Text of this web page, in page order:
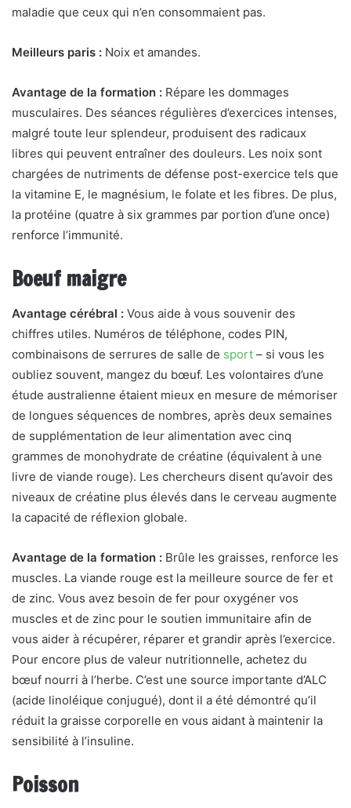
maladie que ceux qui n’en consommaient pas.
Meilleurs paris : Noix et amandes.
Avantage de la formation : Répare les dommages
musculaires. Des séances régulières d’exercices intenses,
malgré toute leur splendeur, produisent des radicaux
libres qui peuvent entraîner des douleurs. Les noix sont
chargées de nutriments de défense post-exercice tels que
la vitamine E, le magnésium, le folate et les fibres. De plus,
la protéine (quatre à six grammes par portion d’une once)
renforce l’immunité.
Boeuf maigre
Avantage cérébral : Vous aide à vous souvenir des
chiffres utiles. Numéros de téléphone, codes PIN,
combinaisons de serrures de salle de sport – si vous les
oubliez souvent, mangez du bœuf. Les volontaires d’une
étude australienne étaient mieux en mesure de mémoriser
de longues séquences de nombres, après deux semaines
de supplémentation de leur alimentation avec cinq
grammes de monohydrate de créatine (équivalent à une
livre de viande rouge). Les chercheurs disent qu’avoir des
niveaux de créatine plus élevés dans le cerveau augmente
la capacité de réflexion globale.
Avantage de la formation : Brûle les graisses, renforce les
muscles. La viande rouge est la meilleure source de fer et
de zinc. Vous avez besoin de fer pour oxygéner vos
muscles et de zinc pour le soutien immunitaire afin de
vous aider à récupérer, réparer et grandir après l’exercice.
Pour encore plus de valeur nutritionnelle, achetez du
bœuf nourri à l’herbe. C’est une source importante d’ALC
(acide linoléique conjugué), dont il a été démontré qu’il
réduit la graisse corporelle en vous aidant à maintenir la
sensibilité à l’insuline.
Poisson